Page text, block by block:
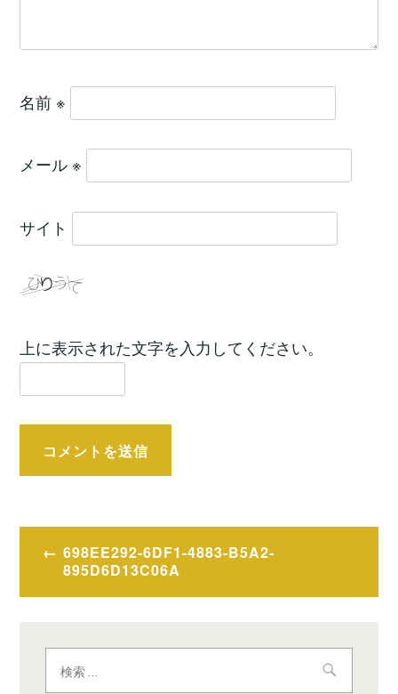
名前 ※
メール ※
サイト
上に表示された文字を入力してください。
投
ナ
ビ
698EE292-6DF1-4883-B5A2-
895D6D13C06A
索: